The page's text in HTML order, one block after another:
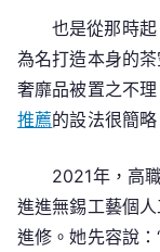
也是從那時
為名打造本身的
奢靡品被置之不
推薦的設法很簡
2021年，高
進進無錫工藝個
進修。她先容說